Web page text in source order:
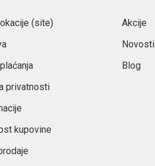
(site)
privatnosti
kupovine
Akcije
Novosti
Blog